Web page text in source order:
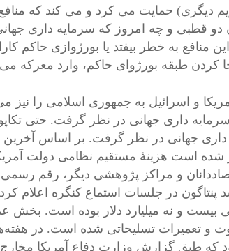
دیگری) حمایت می کرد و می کند که منافع
دو قطبی و چه امروز که سرمایه داری
منافع به خطر بیفتد یا بورژوازی حاکم
کردن طبقه بورژوای حاکم، وارد معرکه
و اسرائیل به جمهوری اسلامی را
داری جهانی در نظر گرفت. حتی
داری جهانی در نظر گرفت. بر اساس
است هزینۀ مستقیم نظامی دولت آمریکا
و مراکز پژوهشی دیگر، رقم رسمی
در جلسات استماع کنگره اعلام
بیست و نه میلیارد دلار بوده است. بخش
و تعمیرات تسلیحاتی شده است. در
که طبق گزارش وزارت دفاع آمریکا مخارج